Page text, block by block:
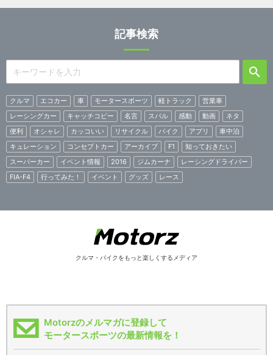
記事検索
クルマ エコカー 車 モータースポーツ 軽トラック
営業車
レーシングカー
キャッチコピー 名言 スバル 感動 動画
ネタ
便利
オシャレ カッコいい リサイクル バイク アプリ
車中泊
キュレーション
コンセプトカー アーカイブ F1
知っておきたい
スーパーカー
イベント情報 2016 ジムカーナ
レーシングドライバー
FIA-F4
行ってみた！ イベント グッズ レース
クルマ・バイクをもっと楽しくするメディア
Motorzのメルマガに登録して
モータースポーツの最新情報を！